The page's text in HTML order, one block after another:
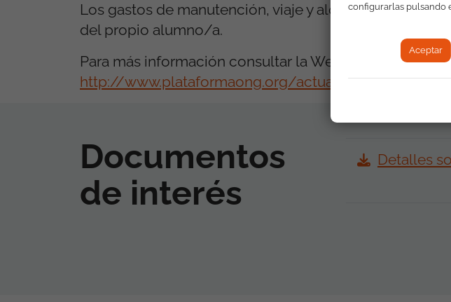
Los gastos de manutención, viaje y alojamiento
del propio alumno/a.
Para más información consultar la Web:
http://www.plataformaong.org/actualidad/noticias/
Documentos
de interés
Detalles
configurarlas pulsando
Aceptar